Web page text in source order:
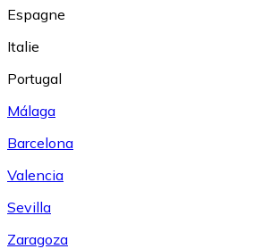
Espagne
Italie
Portugal
Málaga
Barcelona
Valencia
Sevilla
Zaragoza